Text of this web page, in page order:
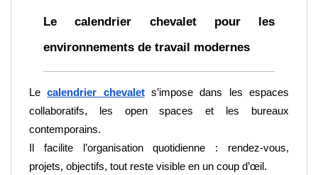
Le calendrier chevalet pour les
environnements de travail modernes
Le calendrier chevalet s’impose dans les espaces
collaboratifs, les open spaces et les bureaux
contemporains.
Il facilite l’organisation quotidienne : rendez-vous,
projets, objectifs, tout reste visible en un coup d’œil.